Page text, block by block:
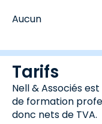
Aucun
Tarifs
Nell & Associés
de formation
donc nets de TVA.